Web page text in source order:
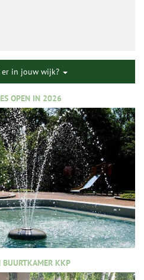
in jouw wijk?
OPEN IN 2026
BUURTKAMER KKP